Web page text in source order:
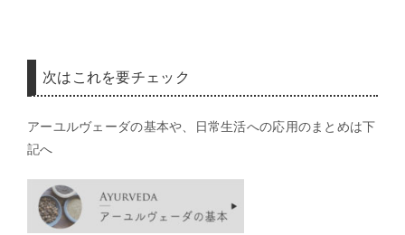
次はこれを要チェック
アーユルヴェーダの基本や、日常生活への応用のまとめは下
記へ